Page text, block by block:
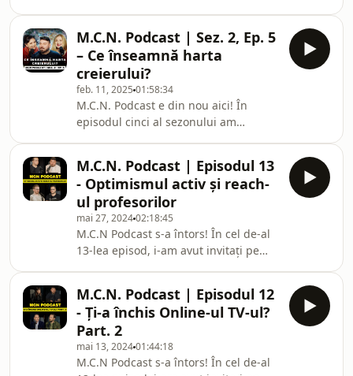
și cum ar putea fi ele rezolvate. Cât de
importantă este relați
imobiliară din România. La masa
dezbaterii i-am avut invitați pe Șerban
Trîmbițașu, Andrei Chirițoiu,
Anamaria Greu și Viorel Popa. Sunt
prețurile apartamentelor din România
mari? E mai bine să fii chiriaș sau
proprietar? La ce trebuie să fii atent
atunci c
M.C.N. Podcast | Sez. 2, Ep. 5
– Ce înseamnă harta
creierului?
feb. 11, 2025 01:58:34
M.C.N. Podcast e din nou aici! În
episodul cinci al sezonului am
Invitate au fost Alina Robu și Diana
Nemeș, co-fondatoarele Institutului
BrainMap Neuroscience. Ambele au
contribuit semnificativ la domeniul
sănătății mentale și neuroștiințelor în
România. În acest podcast am
discutat despre modul în care îți poți
înțelege și
M.C.N. Podcast | Episodul 13
- Optimismul activ și reach-
ul profesorilor
mai 27, 202402:18:45
M.C.N Podcast s-a întors! În cel de-al
13-lea episod, i-am avut invitați pe
SmetyTech) și Alexandru Hǎnțǎscu
(Proiect ECRIDA). Ei și proiectele lor au
fost aleși în urma a peste 100 de e-
mailuri pe care le-am primit din
partea studenților. Ne-am bucurat să
M.C.N. Podcast | Episodul 12
- Ți-a închis Online-ul TV-ul?
Part. 2
mai 13, 202401:44:18
M.C.N Podcast s-a întors! În cel de-al